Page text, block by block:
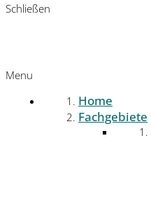
Schließen
Menu
Home
Fachgebiete